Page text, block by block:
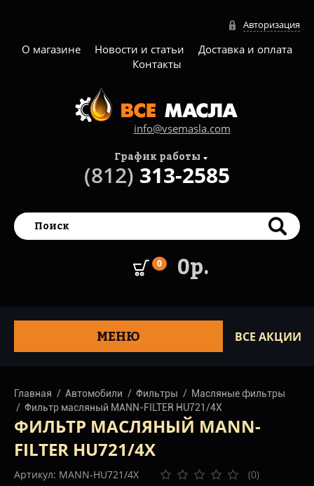
Авторизация
О магазине Новости и статьи
Доставка и оплата
Контакты
info@vsemasla.com
0 0р.
График работы
(812) 313-2585
МЕНЮ ВСЕ АКЦИИ
Главная Автомобили Фильтры
Масляные фильтры
Фильтр масляный MANN-FILTER HU721/4X
ФИЛЬТР МАСЛЯНЫЙ MANN-
FILTER HU721/4X
Артикул: MANN-HU721/4X (0)